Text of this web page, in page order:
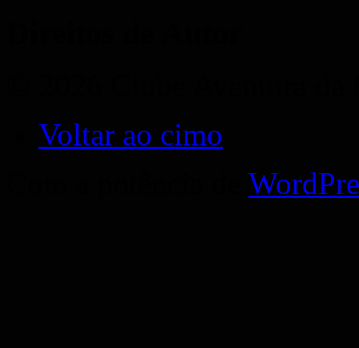
Voltar ao cimo